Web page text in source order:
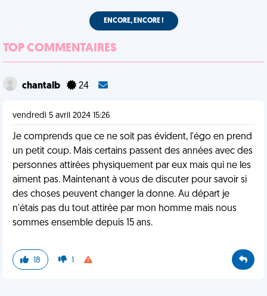
ENCORE, ENCORE !
TOP COMMENTAIRES
chantalb 24
vendredi 5 avril 2024 15:26
Je comprends que ce ne soit pas évident, l'égo en prend
un petit coup. Mais certains passent des années avec des
personnes attirées physiquement par eux mais qui ne les
aiment pas. Maintenant à vous de discuter pour savoir si
des choses peuvent changer la donne. Au départ je
n'étais pas du tout attirée par mon homme mais nous
sommes ensemble depuis 15 ans.
18 1